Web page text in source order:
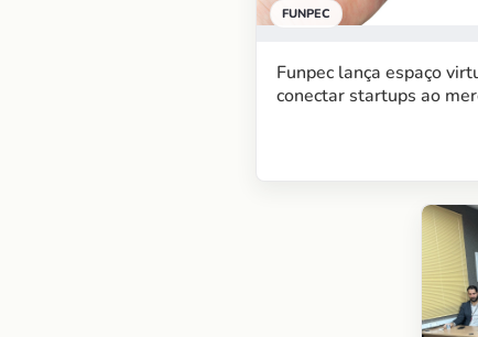
FUNPEC
Funpec lança espaço
conectar startups ao